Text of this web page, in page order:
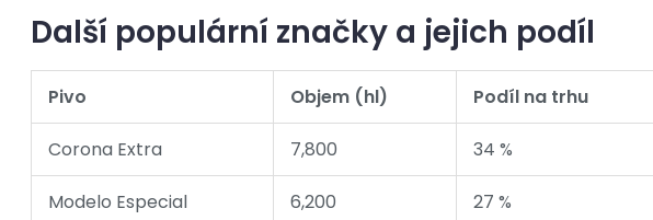
Další populární značky a jejich podíl
Pivo Objem (hl) Podíl na trhu
Corona Extra 7,800 34 %
Modelo Especial 6,200 27 %